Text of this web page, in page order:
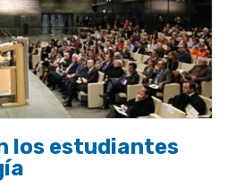
los estudiantes